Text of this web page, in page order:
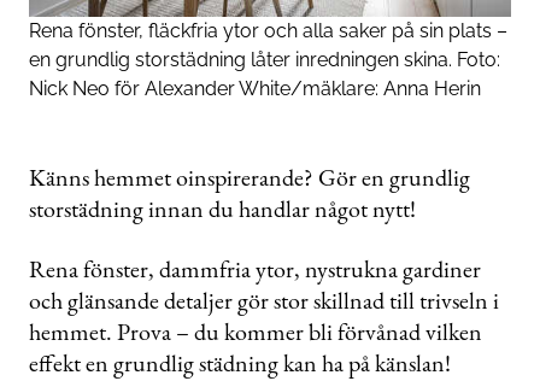
Rena fönster, fläckfria ytor och alla saker på sin plats –
en grundlig storstädning låter inredningen skina. Foto:
Nick Neo för Alexander White/mäklare: Anna Herin
Känns hemmet oinspirerande? Gör en grundlig
storstädning innan du handlar något nytt!
Rena fönster, dammfria ytor, nystrukna gardiner
och glänsande detaljer gör stor skillnad till trivseln i
hemmet. Prova – du kommer bli förvånad vilken
effekt en grundlig städning kan ha på känslan!